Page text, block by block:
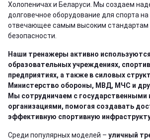
Холопеничах и Беларуси. Мы создаем
долговечное оборудование для спорта
отвечающее самым высоким стандартам
безопасности.
Наши тренажеры активно
образовательных учреждениях,
предприятиях, а также в силовых
Министерство обороны, МВД, МЧС и
Мы сотрудничаем с государственными
организациями, помогая создавать
эффективную спортивную
Среди популярных моделей – уличный